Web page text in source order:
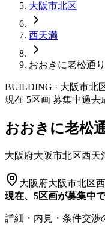
大阪市北区
西天満
おおきに老松通
BUILDING · 大阪市北
現在 5区画 募集中過去
おおきに老松
大阪府大阪市北区西天
大阪府大阪市北区
現在、5区画が募集中
詳細・内見・条件交渉